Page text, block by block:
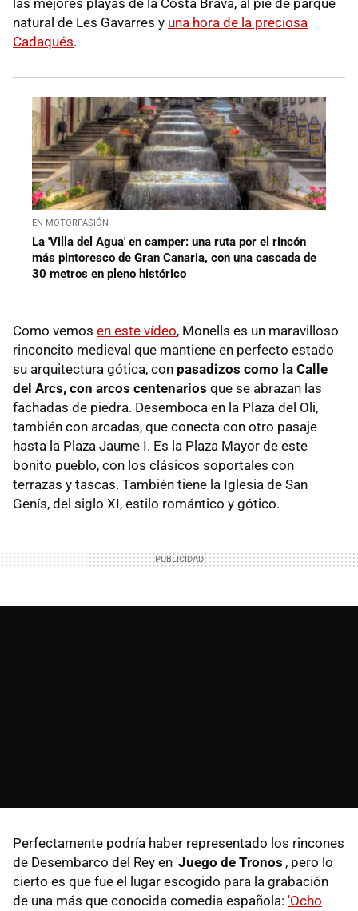
las mejores playas de la Costa Brava, al pie de parque
natural de Les Gavarres y una hora de la preciosa
Cadaqués.
EN MOTORPASIÓN
La 'Villa del Agua' en camper: una ruta por el rincón
más pintoresco de Gran Canaria, con una cascada de
30 metros en pleno histórico
Como vemos en este vídeo, Monells es un maravilloso
rinconcito medieval que mantiene en perfecto estado
su arquitectura gótica, con pasadizos como la Calle
del Arcs, con arcos centenarios que se abrazan las
fachadas de piedra. Desemboca en la Plaza del Oli,
también con arcadas, que conecta con otro pasaje
hasta la Plaza Jaume I. Es la Plaza Mayor de este
bonito pueblo, con los clásicos soportales con
terrazas y tascas. También tiene la Iglesia de San
Genís, del siglo XI, estilo romántico y gótico.
Perfectamente podría haber representado los rincones
de Desembarco del Rey en 'Juego de Tronos', pero lo
cierto es que fue el lugar escogido para la grabación
de una más que conocida comedia española: 'Ocho